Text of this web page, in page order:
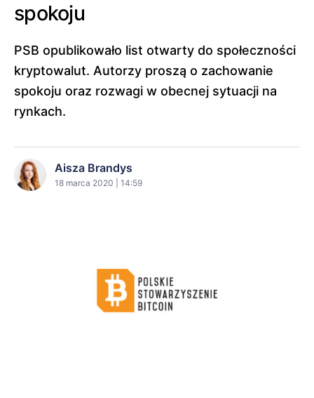
spokoju
PSB opublikowało list otwarty do społeczności
kryptowalut. Autorzy proszą o zachowanie
spokoju oraz rozwagi w obecnej sytuacji na
rynkach.
Aisza Brandys
18 marca 2020 | 14:59